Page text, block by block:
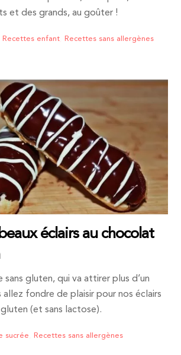
et des grands, au goûter !
Recettes enfant Recettes sans allergènes
éclairs au chocolat
sans gluten, qui va attirer plus d’un
allez fondre de plaisir pour nos éclairs
(et sans lactose).
sucrée Recettes sans allergènes